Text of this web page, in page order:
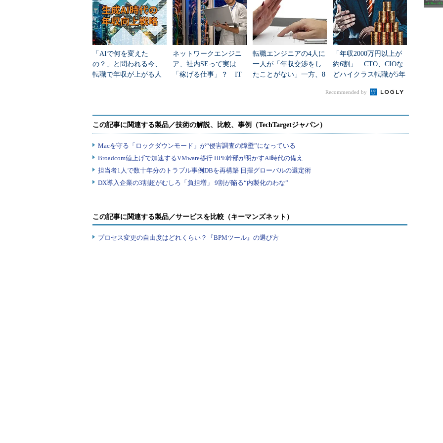
「AIで何を変えた
の？」と問われる今、
転職で年収が上がる人
ネットワークエンジニ
ア、社内SEって実は
「稼げる仕事」？ IT
転職エンジニアの4人に
一人が「年収交渉をし
たことがない」一方、8
「年収2000万円以上が
約6割」 CTO、CIOな
どハイクラス転職が5年
られる人材像は
Recommended by
この記事に関連する製品／サービスを比較（キーマンズネット）
プロセス変更の自由度はどれくらい？『BPMツール』の選び方